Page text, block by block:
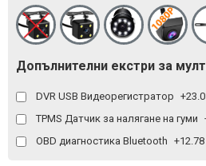
Допълнителни екстри за
DVR USB Видеорегистратор
TPMS Датчик за налягане на гуми
OBD диагностика Bluetooth